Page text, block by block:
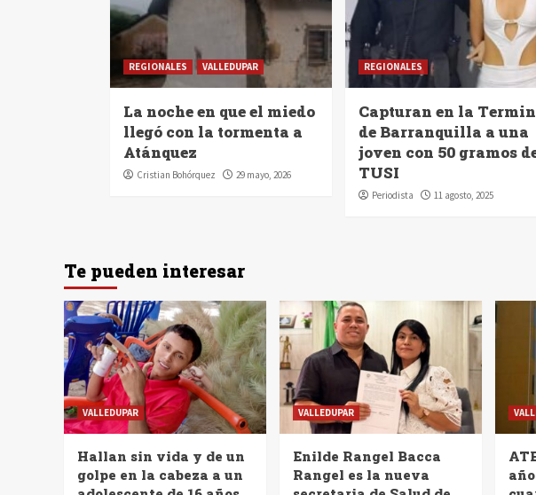
REGIONALES VALLEDUPAR
La noche en que el miedo
llegó con la tormenta a
Atánquez
Cristian Bohórquez 29 mayo, 2026
REGIONALES
Capturan en la
de Barranquilla a una
joven con 50 gramos
TUSI
Periodista 11 agosto, 2025
Te pueden interesar
VALLEDUPAR
Hallan sin vida y de un
golpe en la cabeza a un
VALLEDUPAR
Enilde Rangel Bacca
Rangel es la nueva